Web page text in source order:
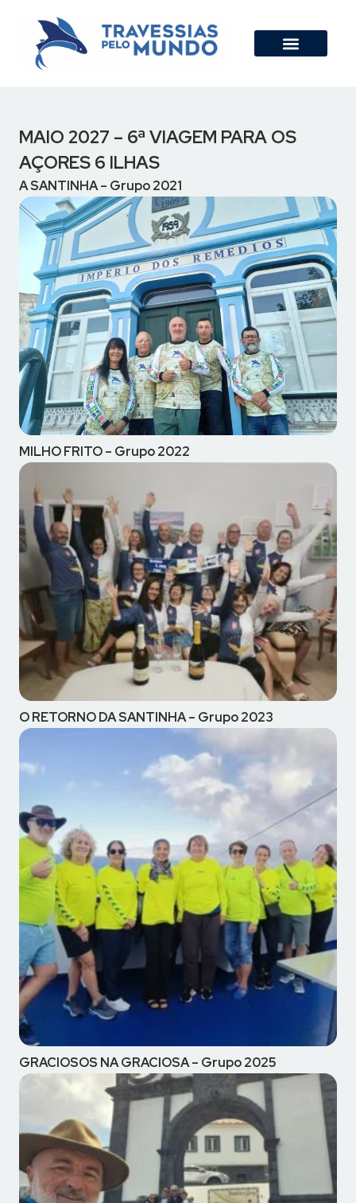
MAIO 2027 – 6ª VIAGEM PARA OS
AÇORES 6 ILHAS
A SANTINHA – Grupo 2021
MILHO FRITO – Grupo 2022
O RETORNO DA SANTINHA – Grupo 2023
GRACIOSOS NA GRACIOSA – Grupo 2025